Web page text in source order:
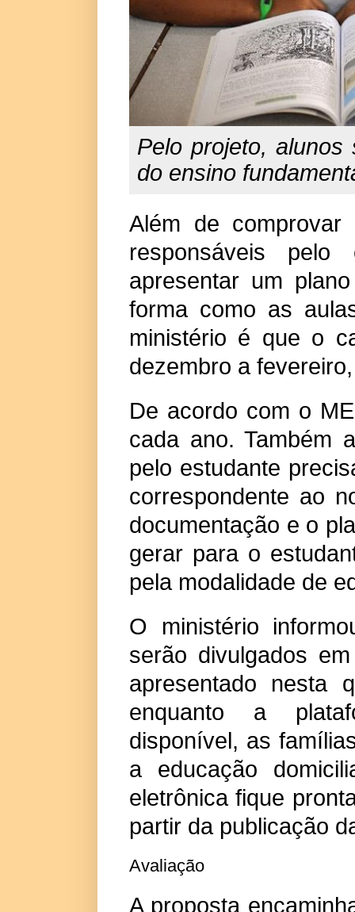
Pelo projeto,
do ensino
Além de
responsáveis pelo
apresentar um
forma como as
ministério é que o
dezembro a
De acordo com o
cada ano. Também
pelo estudante
correspondente ao
documentação e o
gerar para o
pela modalidade de
O ministério
serão divulgados
apresentado nesta
enquanto a
disponível, as
a educação
eletrônica fique
partir da publicação
Avaliação
A proposta